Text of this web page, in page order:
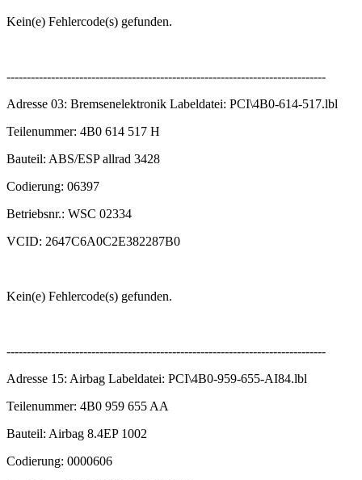
Kein(e) Fehlercode(s) gefunden.
-------------------------------------------------------------------------------
Adresse 03: Bremsenelektronik Labeldatei: PCI\4B0-614-517.lbl
Teilenummer: 4B0 614 517 H
Bauteil: ABS/ESP allrad 3428
Codierung: 06397
Betriebsnr.: WSC 02334
VCID: 2647C6A0C2E382287B0
Kein(e) Fehlercode(s) gefunden.
-------------------------------------------------------------------------------
Adresse 15: Airbag Labeldatei: PCI\4B0-959-655-AI84.lbl
Teilenummer: 4B0 959 655 AA
Bauteil: Airbag 8.4EP 1002
Codierung: 0000606